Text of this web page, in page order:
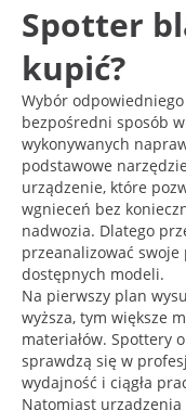
Spotter
kupić?
Wybór
bezpośredni sposób
wykonywanych
podstawowe
urządzenie, które
wgnieceń bez
nadwozia. Dlatego
przeanalizować
dostępnych modeli.
Na pierwszy plan
wyższa, tym większe
materiałów. Spottery
sprawdzą się w
wydajność i ciągła
Natomiast urządzenia